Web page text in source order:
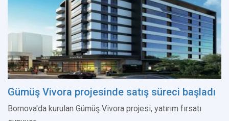
Gümüş Vivora projesinde satış süreci başladı
Bornova'da kurulan Gümüş Vivora projesi, yatırım fırsatı